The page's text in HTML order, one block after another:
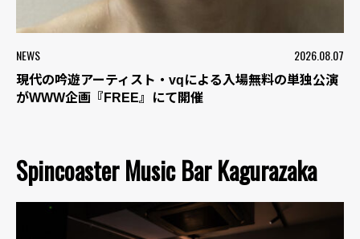
NEWS 2026.08.07
現代の吟遊アーティスト・vqによる入場無料の単独公演
がWWW企画『FREE』にて開催
Spincoaster Music Bar Kagurazaka